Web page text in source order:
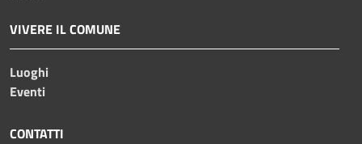
VIVERE IL COMUNE
Luoghi
Eventi
CONTATTI